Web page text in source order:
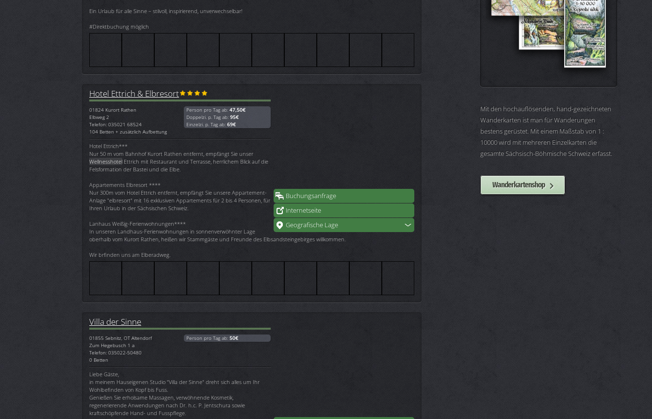
Ein Urlaub für alle Sinne – stilvoll, inspirierend, unverwechselbar!
#Direktbuchung möglich
Buchungsanfrage
Internetseite
Geografische Lage
Hotel Ettrich & Elbresort
01824 Kurort Rathen
Elbweg 2
Telefon: 035021 68524
104 Betten + zusätzlich Aufbettung
Person pro Tag ab: 47,50€
Doppelzi. p. Tag ab: 95€
Einzelzi. p. Tag ab: 69€
Hotel Ettrich***
Nur 50 m vom Bahnhof Kurort Rathen entfernt, empfängt Sie unser
Wellnesshotel Ettrich mit Restaurant und Terrasse, herrlichem Blick auf die
Felsformation der Bastei und die Elbe.
Appartements Elbresort ****
Nur 300m vom Hotel Ettrich entfernt, empfängt Sie unsere Appartement-
Anlage "elbresort" mit 16 exklusiven Appartements für 2 bis 4 Personen, für
Ihren Urlaub in der Sächsischen Schweiz.
Lanhaus Weißig-Ferienwohnungen****
In unseren Landhaus-Ferienwohnungen in sonnenverwöhnter Lage
oberhalb vom Kurort Rathen, heißen wir Stammgäste und Freunde des Elbsandsteingebirges willkommen.
Wir brfinden uns am Elberadweg.
Villa der Sinne
01855 Sebnitz, OT Altendorf
Zum Hegebusch 1 a
Telefon: 035022-50480
0 Betten
Person pro Tag ab: 50€
Liebe Gäste,
in meinem Hauseigenen Studio "Villa der Sinne" dreht sich alles um Ihr
Wohlbefinden von Kopf bis Fuss.
Genießen Sie erholsame Massagen, verwöhnende Kosmetik,
regenerierende Anwendungen nach Dr. h.c. P. Jentschura sowie
kraftschöpfende Hand- und Fusspflege.
Mit den hochauflösenden, hand-gezeichneten
Wanderkarten ist man für Wanderungen
bestens gerüstet. Mit einem Maßstab von 1 :
10000 wird mit mehreren Einzelkarten die
gesamte Sächsisch-Böhmische Schweiz erfasst.
Wanderkartenshop